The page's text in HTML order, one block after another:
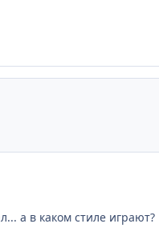
а в каком стиле играют?